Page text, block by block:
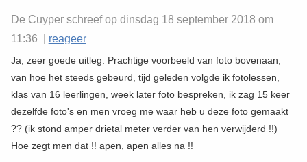
De Cuyper schreef op dinsdag 18 september 2018 om
11:36 | reageer
Ja, zeer goede uitleg. Prachtige voorbeeld van foto bovenaan,
van hoe het steeds gebeurd, tijd geleden volgde ik fotolessen,
klas van 16 leerlingen, week later foto bespreken, ik zag 15 keer
dezelfde foto's en men vroeg me waar heb u deze foto gemaakt
?? (ik stond amper drietal meter verder van hen verwijderd !!)
Hoe zegt men dat !! apen, apen alles na !!